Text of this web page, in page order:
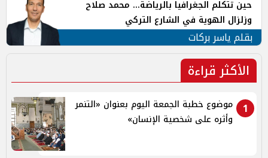
حين تتكلم الجغرافيا بالرياضة... محمد صلاح
وزلزال الهوية في الشارع التركي
بقلم ياسر بركات
الأكثر قراءة
1
موضوع خطبة الجمعة اليوم بعنوان «التنمر
وأثره على شخصية الإنسان»